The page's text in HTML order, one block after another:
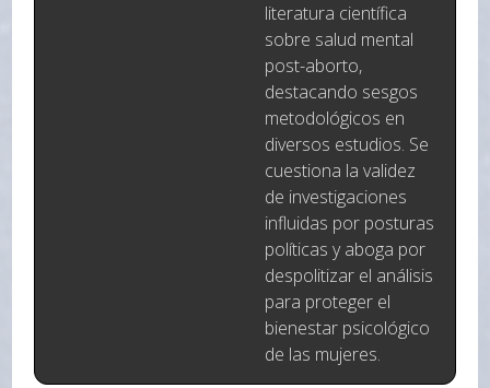
literatura científica
sobre salud mental
post-aborto,
destacando sesgos
metodológicos en
diversos estudios. Se
cuestiona la validez
de investigaciones
influidas por posturas
políticas y aboga por
despolitizar el análisis
para proteger el
bienestar psicológico
de las mujeres.